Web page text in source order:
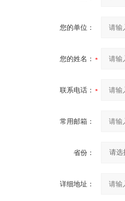
您的单位：
您的姓名：
联系电话：
常用邮箱：
省份：
详细地址：